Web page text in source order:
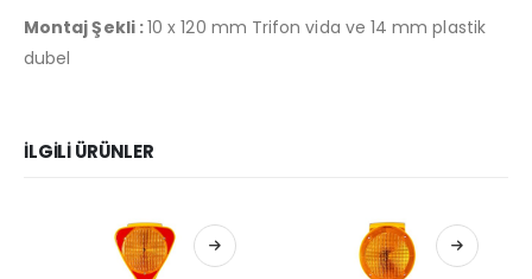
Montaj Şekli :10 x 120 mm Trifon vida ve 14 mm plastik
dubel
İLGILI ÜRÜNLER